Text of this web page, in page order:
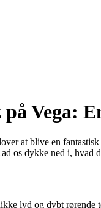
Vega:
at blive en
os dykke ned i,
lyd og dybt